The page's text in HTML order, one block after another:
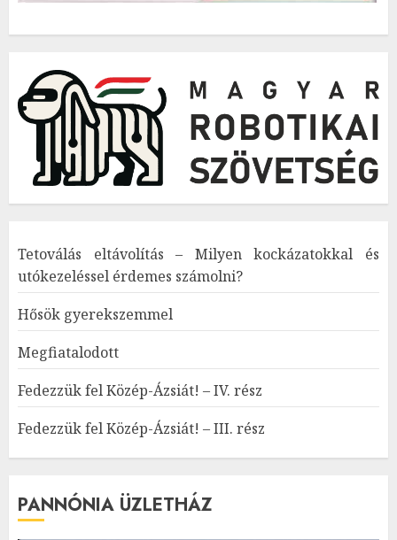
Tetoválás eltávolítás – Milyen kockázatokkal és
utókezeléssel érdemes számolni?
Hősök gyerekszemmel
Megfiatalodott
Fedezzük fel Közép-Ázsiát! – IV. rész
Fedezzük fel Közép-Ázsiát! – III. rész
PANNÓNIA ÜZLETHÁZ